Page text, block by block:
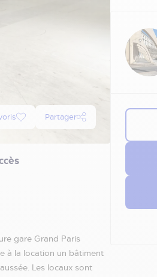
Partager
gare Grand Paris
à la location un bâtiment
Les locaux sont